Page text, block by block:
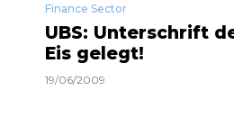
Finance Sector
UBS: Unterschrift
Eis gelegt!
19/06/2009